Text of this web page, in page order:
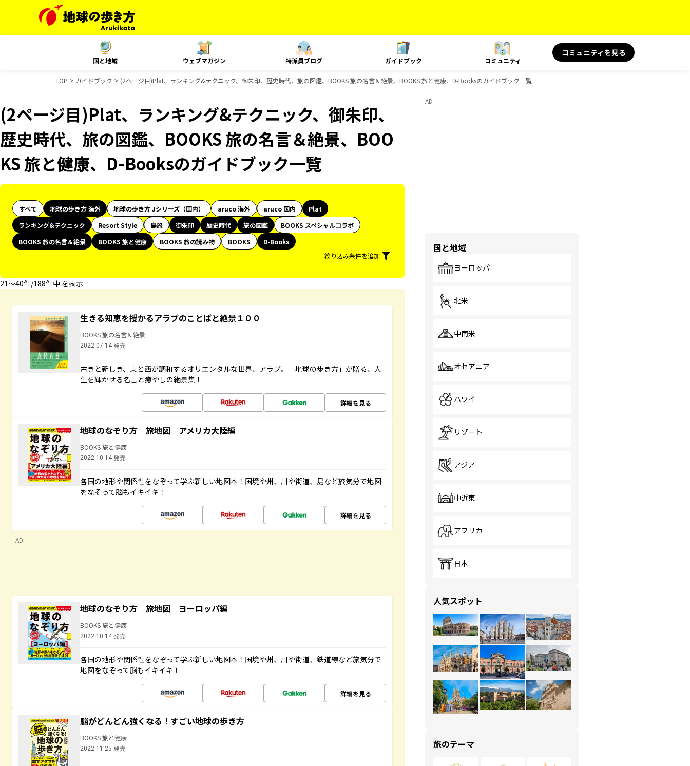
国と地域 ウェブマガジン 特派員ブログ ガイドブック コミュニティ
コミュニティを見る
TOP ガイドブック (2ページ目)Plat、ランキング&テクニック、御朱印、歴史時代、旅の図鑑、BOOKS 旅の名言＆絶景、BOOKS 旅と健康、D-Booksのガイドブック一覧
(2ページ目)Plat、ランキング&テクニック、御朱印、
歴史時代、旅の図鑑、BOOKS 旅の名言＆絶景、BOO
KS 旅と健康、D-Booksのガイドブック一覧
すべて 地球の歩き方 海外 地球の歩き方 Jシリーズ（国内） aruco 海外 aruco 国内
Plat
ランキング&テクニック
Resort Style 島旅 御朱印 歴史時代 旅の図鑑
BOOKS スペシャルコラボ
BOOKS 旅の名言＆絶景
BOOKS 旅と健康 BOOKS 旅の読み物 BOOKS
D-Books
絞り込み条件を追加
21〜40件/188件中 を表示
生きる知恵を授かるアラブのことばと絶景１００
BOOKS 旅の名言＆絶景
2022.07.14 発売
古きと新しき、東と西が調和するオリエンタルな世界、アラブ。「地球の歩き方」が贈る、人
生を輝かせる名言と癒やしの絶景集！
詳細を見る
地球のなぞり方 旅地図 アメリカ大陸編
BOOKS 旅と健康
2022.10.14 発売
各国の地形や関係性をなぞって学ぶ新しい地図本！国境や州、川や街道、島など旅気分で地図
をなぞって脳もイキイキ！
詳細を見る
AD
地球のなぞり方 旅地図 ヨーロッパ編
BOOKS 旅と健康
2022.10.14 発売
各国の地形や関係性をなぞって学ぶ新しい地図本！国境や州、川や街道、鉄道線など旅気分で
地図をなぞって脳もイキイキ！
詳細を見る
脳がどんどん強くなる！すごい地球の歩き方
BOOKS 旅と健康
2022.11.25 発売
AD
国と地域
ヨーロッパ
北米
中南米
オセアニア
ハワイ
リゾート
アジア
中近東
アフリカ
日本
人気スポット
旅のテーマ